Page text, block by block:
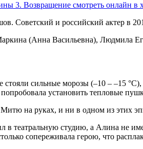
3. Возвращение смотреть онлайн в
Советский и российский актер в
(Анна Васильевна), Людмила
стояли сильные морозы (–10 – –15
установить тепловые
на руках, и ни в одном из этих
театральную студию, а Алина не
сопереживала герою, что